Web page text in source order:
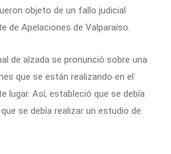
objeto de un fallo judicial
de Apelaciones de Valparaíso.
de alzada se pronunció sobre una
que se están realizando en el
lugar. Así, estableció que se debía
se debía realizar un estudio de